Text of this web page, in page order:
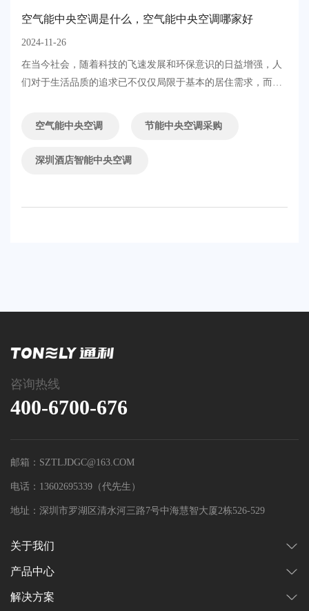
空气能中央空调是什么，空气能中央空调哪家好
2024-11-26
在当今社会，随着科技的飞速发展和环保意识的日益增强，人
们对于生活品质的追求已不仅仅局限于基本的居住需求，而是
能中央空调凭借其高效节能、绿色环保的显著优势，逐渐成为
么？在众多品牌中，哪家又最值得信赖呢？本文将为您深入解
空气能中央空调 节能中央空调采购
深圳酒店智能中央空调
关于我们
产品中心
解决方案
咨询热线
400-6700-676
邮箱：SZTLJDGC@163.COM
电话：13602695339（代先生）
地址：深圳市罗湖区清水河三路7号中海慧智大厦2栋526-529